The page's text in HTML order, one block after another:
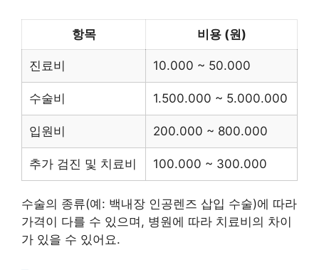
항목 비용 (원)
진료비 10.000 ~ 50.000
수술비 1.500.000 ~ 5.000.000
입원비 200.000 ~ 800.000
추가 검진 및 치료비 100.000 ~ 300.000
수술의 종류(예: 백내장 인공렌즈 삽입 수술)에 따라
가격이 다를 수 있으며, 병원에 따라 치료비의 차이
가 있을 수 있어요.